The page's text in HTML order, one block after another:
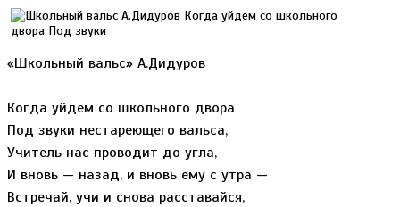
«Школьный вальс» А.Дидуров
Когда уйдем со школьного двора
Под звуки нестареющего вальса,
Учитель нас проводит до угла,
И вновь — назад, и вновь ему с утра —
Встречай, учи и снова расставайся,